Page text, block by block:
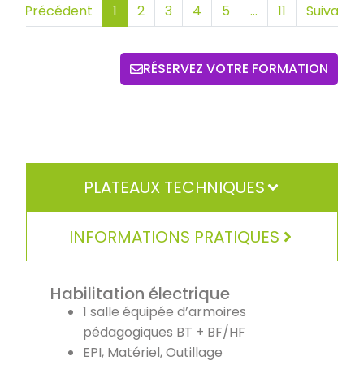
Précédent 1 2 3 4 5 … 11 Suivant
RÉSERVEZ VOTRE FORMATION
PLATEAUX TECHNIQUES
INFORMATIONS PRATIQUES
Habilitation électrique
1 salle équipée d’armoires
pédagogiques BT + BF/HF
EPI, Matériel, Outillage